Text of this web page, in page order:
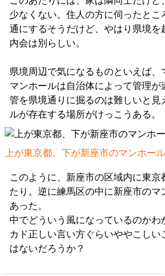
少なくない。住人の方に伺ったとこ
通にするそうだけど、やはり県境を
内会は別らしい。
県境周辺で気になるものといえば、
マンホールは自治体によって管理が
管を県境通りに掘るのは難しいと見
ルが存在する場所がけっこうある。
上が東京都、下が新座市のマンホール
このように、新座市の区域内に東京
たり。逆に練馬区の中に新座市のマ
あった。
中でどういう風になっているのかわ
カド正しい言い方ぐらいややこし
はないだろうか？